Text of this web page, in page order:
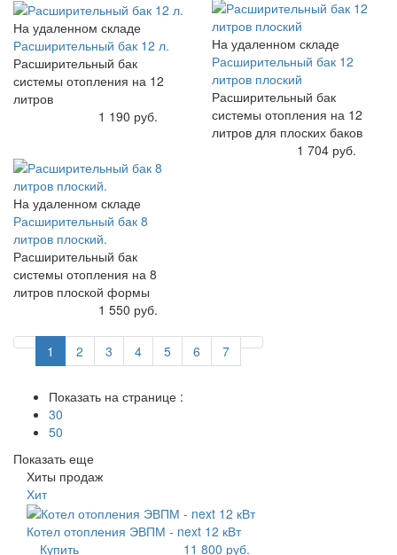
На удаленном складе
Расширительный бак 12 л.
Расширительный бак
системы отопления на 12
литров
1 190 руб.
На удаленном складе
Расширительный бак 12
литров плоский
Расширительный бак
системы отопления на 12
литров для плоских баков
1 704 руб.
На удаленном складе
Расширительный бак 8
литров плоский.
Расширительный бак
системы отопления на 8
литров плоской формы
1 550 руб.
1 2 3 4 5 6 7
Показать на странице :
30
50
Показать еще
Хиты продаж
Хит
Котел отопления ЭВПМ - next 12 кВт
Купить
11 800 руб.